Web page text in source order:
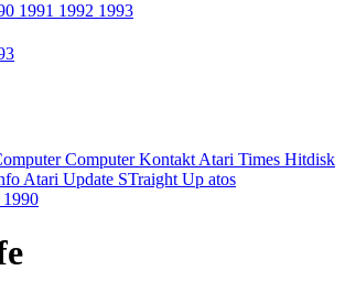
1991 1992 1993
Computer Kontakt Atari Times Hitdisk
Atari Update STraight Up atos